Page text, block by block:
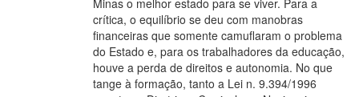
crítica, o equilíbrio se deu com manobras
financeiras que somente camuflaram o problema
do Estado e, para os trabalhadores da educação,
houve a perda de direitos e autonomia. No que
tange à formação, tanto a Lei n. 9.394/1996